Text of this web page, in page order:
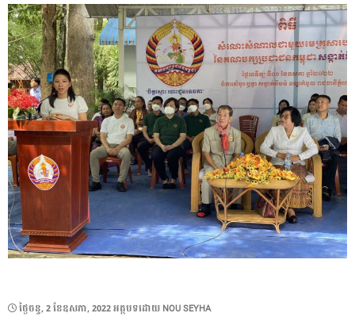
POSTED
ថ្ងៃ​ចន្ទ, 2 ខែ​ឧសភា, 2022អត្ថបទដោយ NOU SEYHA